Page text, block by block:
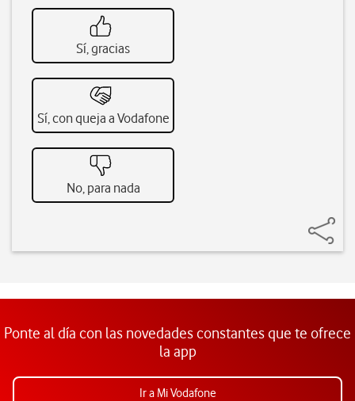
Sí, gracias
Sí, con queja a Vodafone
No, para nada
Ponte al día con las novedades constantes que te ofrece
la app
Ir a Mi Vodafone